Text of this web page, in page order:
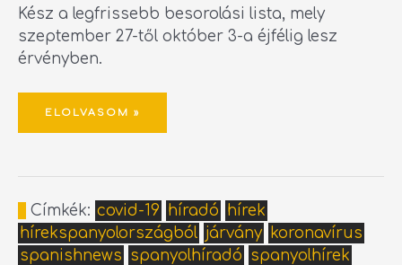
Kész a legfrissebb besorolási lista, mely
szeptember 27-től október 3-a éjfélig lesz
érvényben.
ELOLVASOM »
Címkék: covid-19 híradó hírek
hírekspanyolországból járvány
koronavírus
spanishnews spanyolhíradó spanyolhírek